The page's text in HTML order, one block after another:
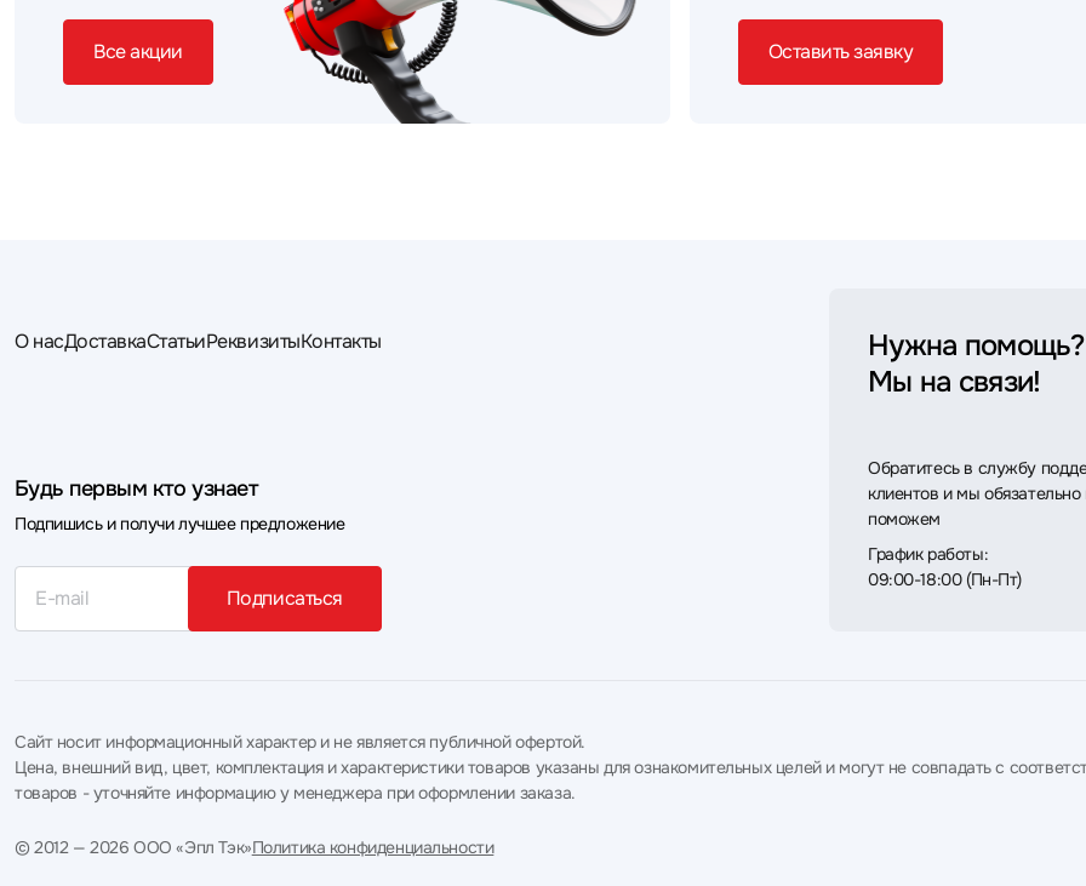
Все акции Оставить заявку
О насДоставкаСтатьиРеквизитыКонтакты
Будь первым кто узнает
Подпишись и получи лучшее предложение
Подписаться
Нужна помощь?
Мы на связи!
Обратитесь в службу
клиентов и мы
поможем
График работы:
09:00-18:00 (Пн-Пт)
Сайт носит информационный характер и не является публичной офертой.
Цена, внешний вид, цвет, комплектация и характеристики товаров указаны для ознакомительных целей и могут не совпадать с
товаров - уточняйте информацию у менеджера при оформлении заказа.
© 2012 — 2026 ООО «Эпл Тэк»Политика конфиденциальности